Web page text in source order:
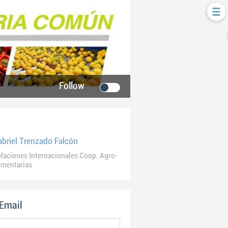
Follow
Trenzado Falcón
Internacionales Coop. Agro-